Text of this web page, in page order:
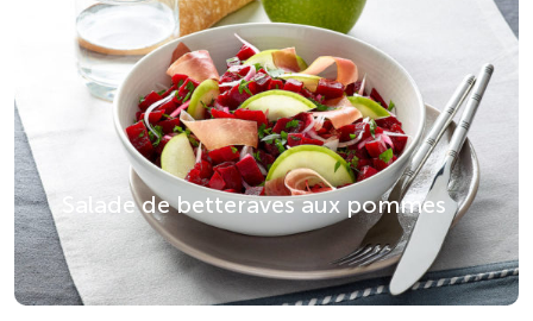
Salade de betteraves aux pommes